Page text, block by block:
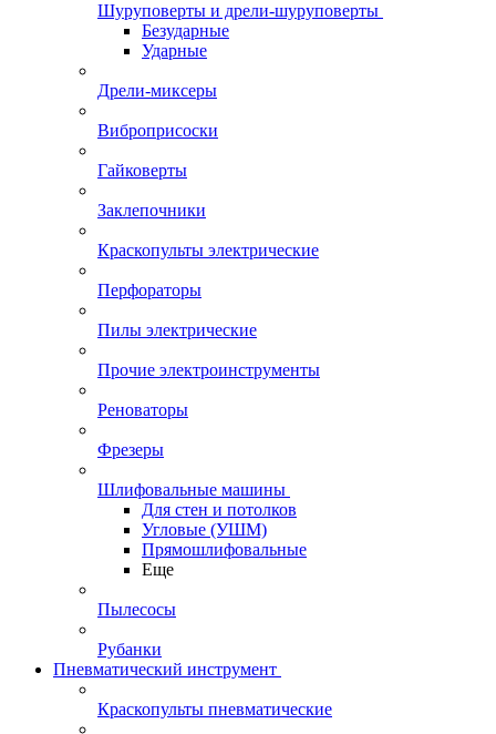
Шуруповерты и дрели-шуруповерты
Безударные
Ударные
Дрели-миксеры
Виброприсоски
Гайковерты
Заклепочники
Краскопульты электрические
Перфораторы
Пилы электрические
Прочие электроинструменты
Реноваторы
Фрезеры
Шлифовальные машины
Для стен и потолков
Угловые (УШМ)
Прямошлифовальные
Еще
Пылесосы
Рубанки
Пневматический инструмент
Краскопульты пневматические